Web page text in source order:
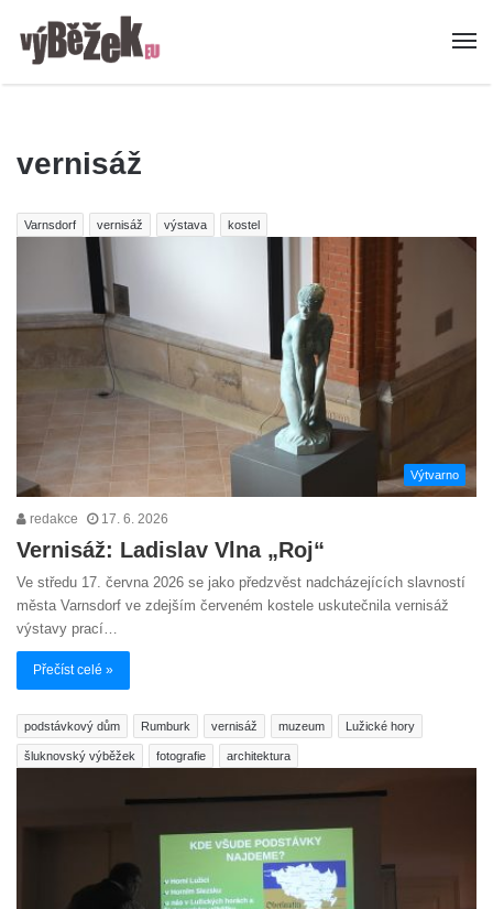
vernisáž
Varnsdorf vernisáž výstava kostel
Výtvarno
redakce 17. 6. 2026
Vernisáž: Ladislav Vlna „Roj“
Ve středu 17. června 2026 se jako předzvěst nadcházejících slavností
města Varnsdorf ve zdejším červeném kostele uskutečnila vernisáž
výstavy prací…
Přečíst celé »
podstávkový dům Rumburk vernisáž muzeum Lužické hory
šluknovský výběžek fotografie architektura